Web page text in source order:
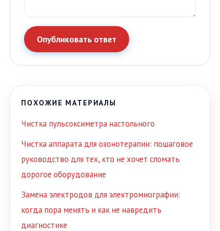
Опубликовать ответ
ПОХОЖИЕ МАТЕРИАЛЫ
Чистка пульсоксиметра настольного
Чистка аппарата для озонотерапии: пошаговое
руководство для тех, кто не хочет сломать
дорогое оборудование
Замена электродов для электромиографии:
когда пора менять и как не навредить
диагностике